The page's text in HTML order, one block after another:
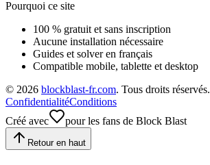
Pourquoi ce site
100 % gratuit et sans inscription
Aucune installation nécessaire
Guides et solver en français
Compatible mobile, tablette et desktop
© 2026 blockblast-fr.com. Tous droits réservés.
ConfidentialitéConditions
Créé avec
pour les fans de Block Blast
Retour en haut